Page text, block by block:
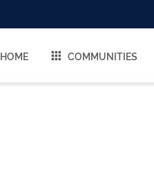
HOME COMMUNITIES